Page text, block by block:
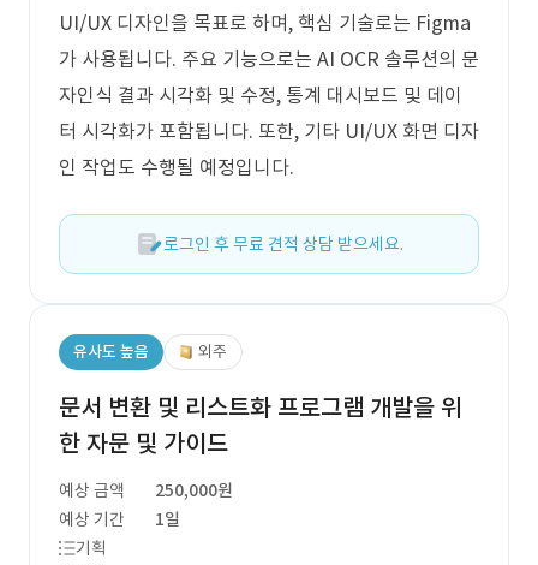
UI/UX 디자인을 목표로 하며, 핵심 기술로는 Figma
가 사용됩니다. 주요 기능으로는 AI OCR 솔루션의 문
자인식 결과 시각화 및 수정, 통계 대시보드 및 데이
터 시각화가 포함됩니다. 또한, 기타 UI/UX 화면 디자
인 작업도 수행될 예정입니다.
로그인 후 무료 견적 상담 받으세요.
유사도 높음 외주
문서 변환 및 리스트화 프로그램 개발을 위
한 자문 및 가이드
예상 금액
250,000원
예상 기간
1일
기획